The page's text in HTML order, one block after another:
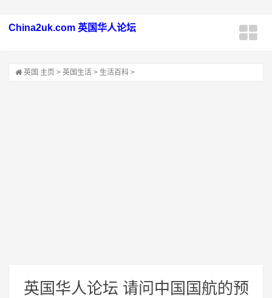
China2uk.com 英国华人论坛
英国 主页 > 英国生活 > 生活百科 >
英国华人论坛 请问中国国航的预